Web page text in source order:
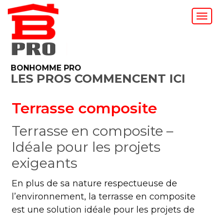
BONHOMME PRO
LES PROS COMMENCENT ICI
Terrasse composite
Terrasse en composite –
Idéale pour les projets
exigeants
En plus de sa nature respectueuse de
l’environnement, la terrasse en composite
est une solution idéale pour les projets de